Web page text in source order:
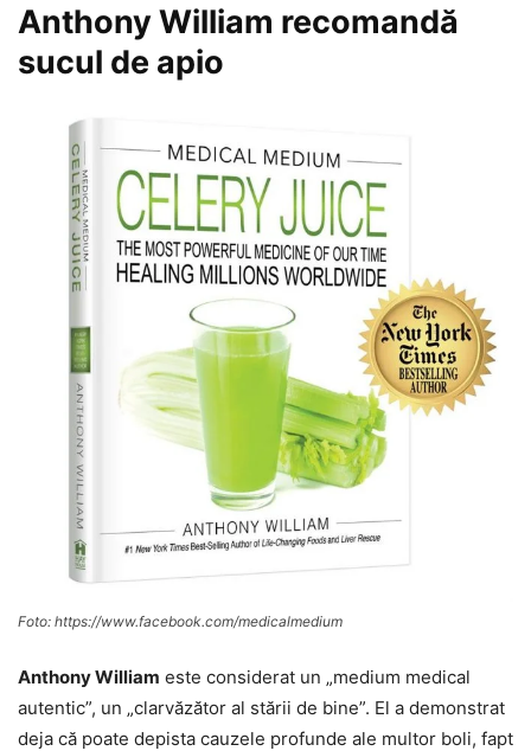
Anthony William recomandă
sucul de apio
Foto: https://www.facebook.com/medicalmedium
Anthony William este considerat un „medium medical
autentic”, un „clarvăzător al stării de bine”. El a demonstrat
deja că poate depista cauzele profunde ale multor boli, fapt